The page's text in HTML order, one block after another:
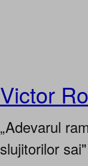
Victor
„Adevarul
slujitorilor